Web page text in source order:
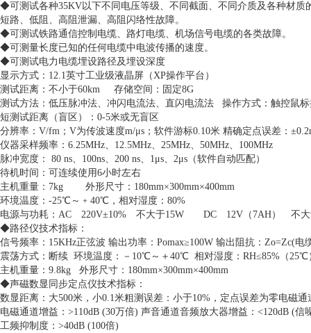
◆可测试各种35KV以下不同电压等级、不同截面、不同介质及各种材质
短路、低阻、高阻泄漏、高阻闪络性故障。
◆可测试铁路通信控制电缆、路灯电缆、机场信号电缆的各类故障。
◆可测量长度已知的任何电缆中电波传播的速度。
◆可测试电力电缆埋设路径及埋设深度
显示方式：12.1英寸工业级液晶屏（XP操作平台）
测试距离：不小于60km 存储空间：固定8G
测试方法：低压脉冲法、冲闪电流法、直闪电流法 操作方式：触控鼠
短测试距离（盲区）：0-5米或无盲区
分辨率：V/fm；V为传波速度m/μs；软件游标0.10米 精确定点误差：
仪器采样频率：6.25MHz、12.5MHz、25MHz、50MHz、100MHz
脉冲宽度： 80 ns、100ns、200 ns、1μs、2μs（软件自动匹配）
待机时间：可连续使用6小时左右
主机重量：7kg 外形尺寸：180mm×300mm×400mm
环境温度：-25℃～﹢40℃，相对湿度：80%
电源与功耗：AC 220V±10% 不大于15W DC 12V（7AH） 不大
◆路径仪技术指标：
信号频率：15KHz正弦波 输出功率：Pomax≥100W 输出阻抗：Zo=Zc(电
震荡方式：断续 环境温度：－10℃～＋40℃ 相对湿度：RH≤85%（25℃
主机重量：9.8kg 外形尺寸：180mm×300mm×400mm
◆声磁数显同步定点仪技术指标：
数显距离：大500米，小0.1米粗测误差：小于10%，定点误差为零电磁
电磁通道增益：>110dB (30万倍) 声音通道音频放大器增益：<120dB (信
工频抑制度：>40dB (100倍)